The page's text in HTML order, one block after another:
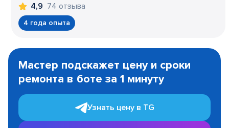
4,9 74 отзыва
4 года опыта
1
Мастер подскажет цену и сроки
ремонта в боте за 1 минуту
Узнать цену в TG